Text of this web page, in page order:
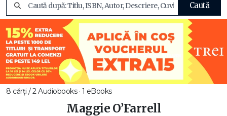
Caută
8 cărți / 2 Audiobooks · 1 eBooks
Maggie O’Farrell